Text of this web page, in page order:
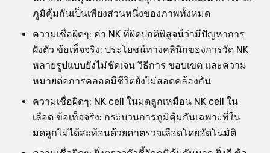
ภูมิคุ้มกันเป็นเพียงส่วนหนึ่งของภาพทั้งหมด
ความเชื่อผิดๆ: ค่า NK ที่ผิดปกติพิสูจน์ว่ามีปัญหาการ
ฝังตัว ข้อเท็จจริง: ประโยชน์ทางคลินิกของการวัด NK
หลายรูปแบบยังไม่ชัดเจน วิธีการ ขอบเขต และความ
หมายต่อการคลอดมีชีวิตยังไม่สอดคล้องกัน
ความเชื่อผิดๆ: NK cell ในมดลูกเหมือน NK cell ใน
เลือด ข้อเท็จจริง: กระบวนการภูมิคุ้มกันเฉพาะที่ใน
มดลูกไม่ได้สะท้อนด้วยค่าตรวจเลือดโดยอัตโนมัติ